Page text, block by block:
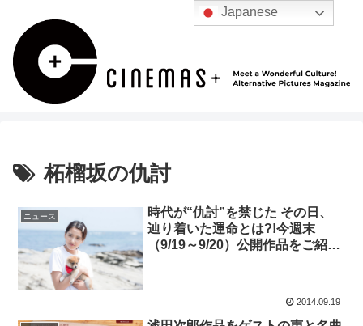
柘榴坂の仇討
ニュース
時代が“仇討”を禁じた その日、
辿り着いた運命とは?!今週末
（9/19～9/20）公開作品をご紹
2014.09.19
Japanese